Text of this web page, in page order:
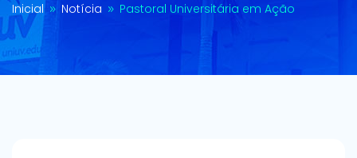
Inicial 9 Notícia 9 Pastoral Universitária em Ação